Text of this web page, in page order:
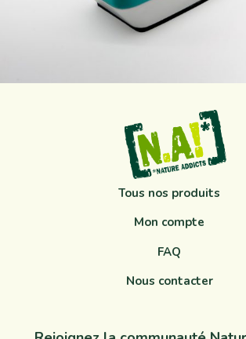
Tous nos produits
Mon compte
FAQ
Nous contacter